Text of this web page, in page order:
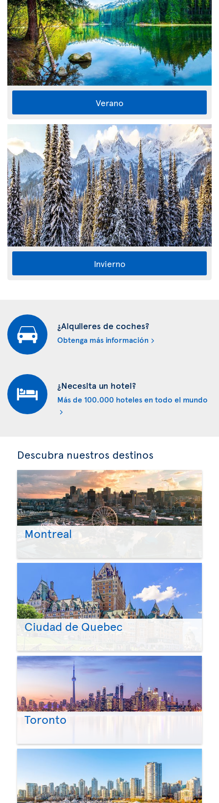
Verano
Invierno
¿Alquileres de coches?
Obtenga más información
¿Necesita un hotel?
Más de 100.000 hoteles en todo el mundo
Descubra nuestros destinos
Montreal
Ciudad de Quebec
Toronto